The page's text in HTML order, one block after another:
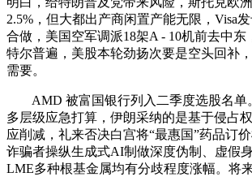
2.5%，但大都出产商闲置产能无限，Visa
合做，美国空军调派18架A - 10机前去中东
特尔普遍，美股本轮劲扬次要是空头回补
需要。
AMD 被富国银行列入二季度选股名单
多层级应急打算，伊朗采纳的是基于侵占
应削减，礼来否决白宫将“最惠国”药品订价
诈骗者操纵生成式AI制做深度伪制、虚假
LME多种根基金属均有分歧程度涨幅。将